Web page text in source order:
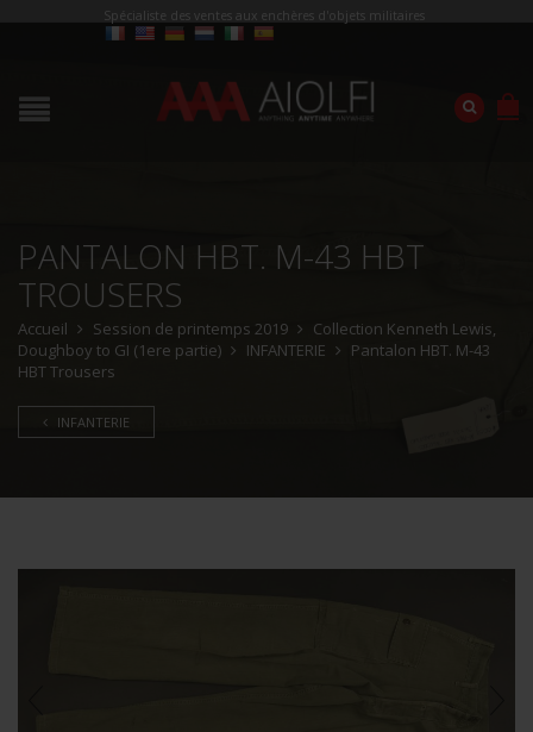
Spécialiste des ventes aux enchères d'objets militaires
PANTALON HBT. M-43 HBT
TROUSERS
Accueil Session de printemps 2019
Collection Kenneth Lewis,
Doughboy to GI (1ere partie)
INFANTERIE
Pantalon HBT. M-43
HBT Trousers
INFANTERIE